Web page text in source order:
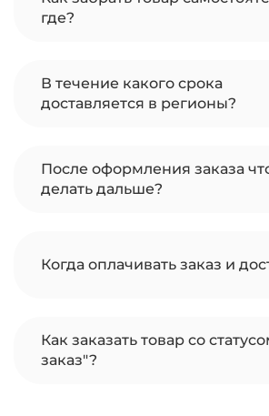
где?
В течение какого срока
доставляется в регионы?
После оформления заказа
делать дальше?
Когда оплачивать заказ и
Как заказать товар со
заказ"?